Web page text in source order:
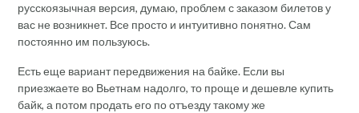
русскоязычная версия, думаю, проблем с заказом билетов у
вас не возникнет. Все просто и интуитивно понятно. Сам
постоянно им пользуюсь.
Есть еще вариант передвижения на байке. Если вы
приезжаете во Вьетнам надолго, то проще и дешевле купить
байк, а потом продать его по отъезду такому же